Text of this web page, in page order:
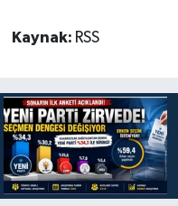
Kaynak: RSS